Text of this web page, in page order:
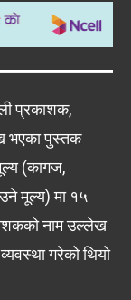
प्रकाशक,
भएका पुस्तक
(कागज,
मूल्य) मा १५
नाम उल्लेख
गरेको थियो